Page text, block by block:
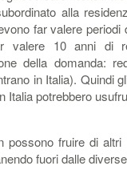
alla
far valere
valere 10 anni di
della domanda:
in Italia). Quindi
Italia potrebbero
fruire di
fuori dalle